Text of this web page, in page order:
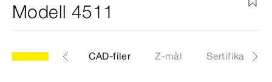
Modell 4511
Artikkel CAD-filer Z-mål Sertifikater